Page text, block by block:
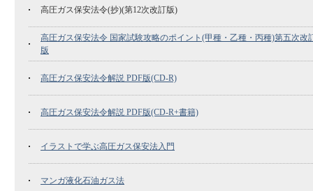
高圧ガス保安法令(抄)(第12次改訂版)
高圧ガス保安法令 国家試験攻略のポイント(甲種・乙種・丙種)第五次改
版
高圧ガス保安法令解説 PDF版(CD-R)
高圧ガス保安法令解説 PDF版(CD-R+書籍)
イラストで学ぶ高圧ガス保安法入門
マンガ液化石油ガス法